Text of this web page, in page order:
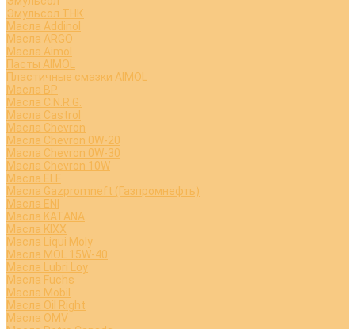
Эмульсол ТНК
Масла Addinol
Масла ARGO
Масла Aimol
Пасты AIMOL
Пластичные смазки AIMOL
Масла BP
Масла C.N.R.G.
Масла Castrol
Масла Chevron
Масла Chevron 0W-20
Масла Chevron 0W-30
Масла Chevron 10W
Масла ELF
Масла Gazpromneft (Газпромнефть)
Масла ENI
Масла KATANA
Масла KIXX
Масла Liqui Moly
Масла MOL 15W-40
Масла Lubri Loy
Масла Fuchs
Масла Mobil
Масла Oil Right
Масла OMV